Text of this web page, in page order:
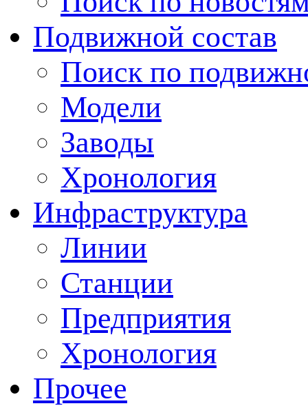
Подвижной состав
Поиск по
Модели
Заводы
Хронология
Инфраструктура
Линии
Станции
Предприятия
Хронология
Прочее